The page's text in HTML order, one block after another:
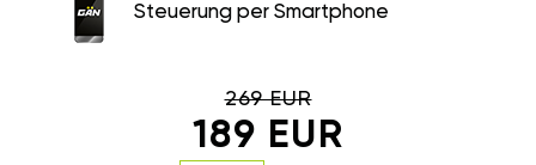
Steuerung per Smartphone
269 EUR
189 EUR